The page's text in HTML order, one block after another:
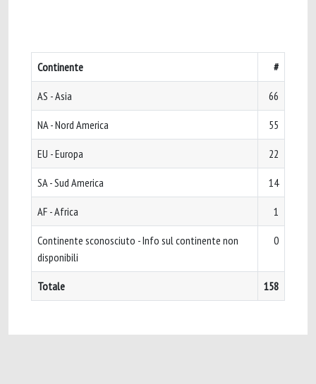
Continente #
AS - Asia 66
NA - Nord America 55
EU - Europa 22
SA - Sud America 14
AF - Africa 1
Continente sconosciuto - Info sul continente non
disponibili
0
Totale 158